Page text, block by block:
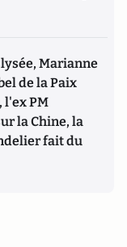
Marianne
de la Paix
l'ex PM
la Chine, la
fait du